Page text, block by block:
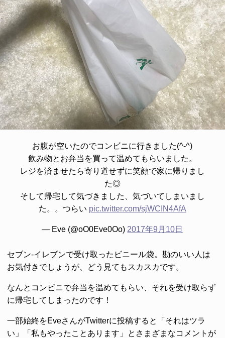
お腹が空いたのでコンビニに行きました(^-^)
飲み物とお弁当を買って温めてもらいました。
レジを済ませたら寄り道せずに笑顔で家に帰りまし
た◎
そして帰宅して気づきました、気づいてしまいまし
た。。つらい pic.twitter.com/sjWCIN4AfA
— Eve (@oO0Eve0Oo)2017年9月10日
セブン-イレブンで受け取ったビニール袋。勘のいい人は
お気付きでしょうが、どう見てもスカスカです。
なんとコンビニで弁当を温めてもらい、それを受け取らず
に帰宅してしまったのです！
一部始終をEveさんがTwitterに投稿すると「それはツラ
い」「私もやったことあります」とさまざまなコメントが